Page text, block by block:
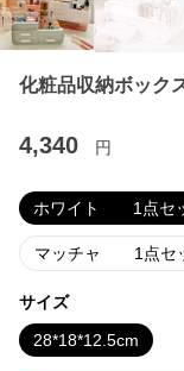
化粧品収納ボック
4,340 円
ホワイト 1点セ
マッチャ 1点セ
サイズ
28*18*12.5cm